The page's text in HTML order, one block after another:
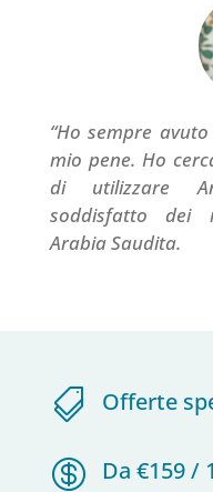
“Ho sempre
mio pene. Ho
di utilizzare
soddisfatto dei
Arabia Saudita.
 Offerte
 Da €159 /